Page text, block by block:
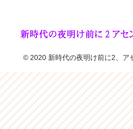
© 2020 新時代の夜明け前に2、ア